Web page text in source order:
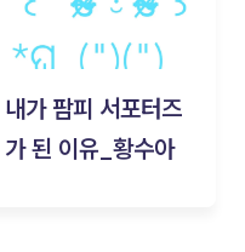
내가 팜피 서포터즈
가 된 이유_황수아